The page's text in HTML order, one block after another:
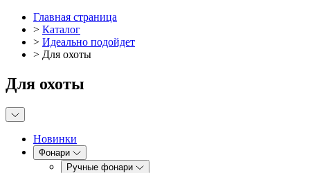
Главная страница
> Каталог
> Идеально подойдет
> Для охоты
Для охоты
Новинки
Фонари
Ручные фонари